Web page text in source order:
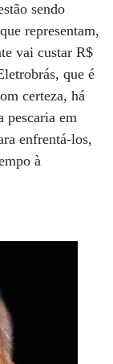
sendo
representam,
vai custar R$
que é
certeza, há
pescaria em
enfrentá-los,
à